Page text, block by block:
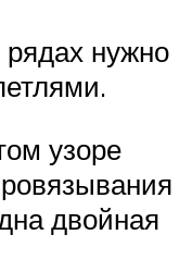
нужно
узоре
двойная